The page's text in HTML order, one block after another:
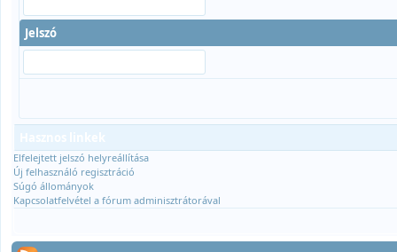
Jelszó
Elfelejtett jelszó helyreállítása
Új felhasználó regisztráció
Súgó állományok
Kapcsolatfelvétel a fórum adminisztrátorával